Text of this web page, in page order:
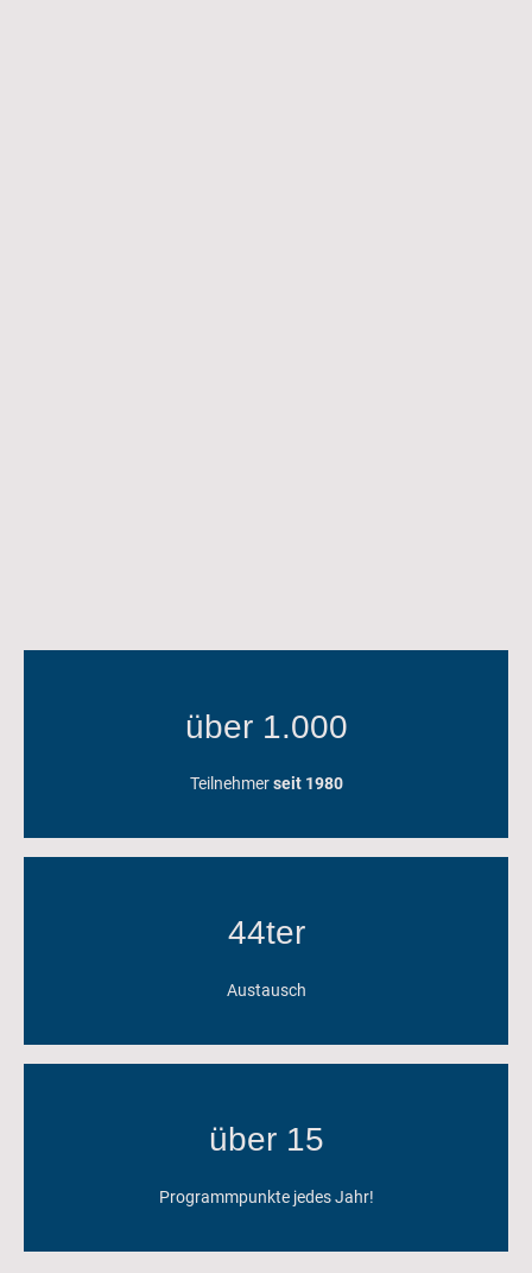
über 1.000
Teilnehmerseit 1980
44ter
Austausch
über 15
Programmpunkte jedes Jahr!